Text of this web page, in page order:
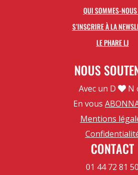
QUI SOMMES-
S’INSCRIRE À LA
LE PHARE LJ
NOUS
Avec un D
N
En vous
Mentions
CONTACT
01 44 72 81 50